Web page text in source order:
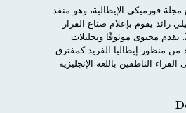
مجلة فورميكي الإيطالية، وهو منفذ
رائد يقوم بإعلام صناع القرار
نقدم محتوى موثوقًا وتحليلات
من منظور إيطاليا الفريد كمفترق
القراء الناطقين باللغة الإنجليزية